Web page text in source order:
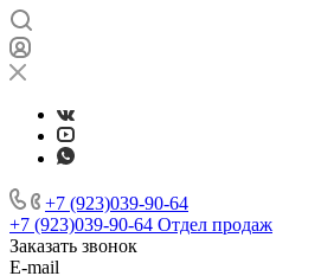
+7 (923)039-90-64
+7 (923)039-90-64 Отдел продаж
Заказать звонок
E-mail